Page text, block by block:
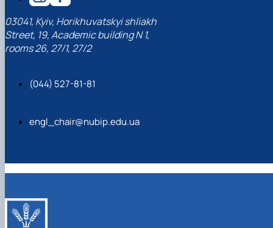
03041, Kyiv, Horikhuvatskyi shliakh
Street, 19, Academic building N 1,
rooms 26, 27/1, 27/2
(044) 527-81-81
engl_chair@nubip.edu.ua